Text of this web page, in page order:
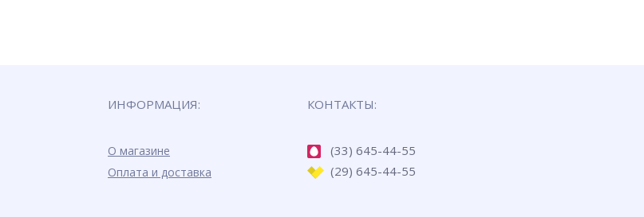
ИНФОРМАЦИЯ:
О магазине
Оплата и доставка
КОНТАКТЫ:
(33) 645-44-55
(29) 645-44-55